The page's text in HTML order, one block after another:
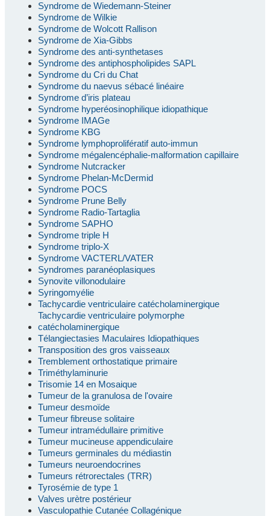
Syndrome de Wiedemann-Steiner
Syndrome de Wilkie
Syndrome de Wolcott Rallison
Syndrome de Xia-Gibbs
Syndrome des anti-synthetases
Syndrome des antiphospholipides SAPL
Syndrome du Cri du Chat
Syndrome du naevus sébacé linéaire
Syndrome d’iris plateau
Syndrome hyperéosinophilique idiopathique
Syndrome IMAGe
Syndrome KBG
Syndrome lymphoprolifératif auto-immun
Syndrome mégalencéphalie-malformation capillaire
Syndrome Nutcracker
Syndrome Phelan-McDermid
Syndrome POCS
Syndrome Prune Belly
Syndrome Radio-Tartaglia
Syndrome SAPHO
Syndrome triple H
Syndrome triplo-X
Syndrome VACTERL/VATER
Syndromes paranéoplasiques
Synovite villonodulaire
Syringomyélie
Tachycardie ventriculaire catécholaminergique
Tachycardie ventriculaire polymorphe
catécholaminergique
Télangiectasies Maculaires Idiopathiques
Transposition des gros vaisseaux
Tremblement orthostatique primaire
Triméthylaminurie
Trisomie 14 en Mosaique
Tumeur de la granulosa de l'ovaire
Tumeur desmoïde
Tumeur fibreuse solitaire
Tumeur intramédullaire primitive
Tumeur mucineuse appendiculaire
Tumeurs germinales du médiastin
Tumeurs neuroendocrines
Tumeurs rétrorectales (TRR)
Tyrosémie de type 1
Valves urètre postérieur
Vasculopathie Cutanée Collagénique